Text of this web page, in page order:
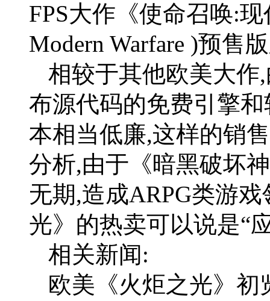
FPS大作《使命召唤:
Modern Warfare )预售
相较于其他欧美大作
布源代码的免费引擎
本相当低廉,这样的销
分析,由于《暗黑破坏
无期,造成ARPG类游
光》的热卖可以说是“
相关新闻:
欧美《火炬之光》初